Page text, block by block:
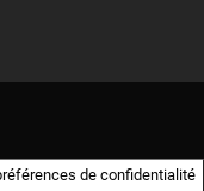
de confidentialité